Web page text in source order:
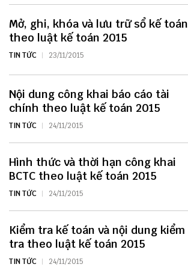
Mở, ghi, khóa và lưu trữ sổ kế toán
theo luật kế toán 2015
TIN TỨC 23/11/2015
Nội dung công khai báo cáo tài
chính theo luật kế toán 2015
TIN TỨC 24/11/2015
Hình thức và thời hạn công khai
BCTC theo luật kế toán 2015
TIN TỨC 24/11/2015
Kiểm tra kế toán và nội dung kiểm
tra theo luật kế toán 2015
TIN TỨC 24/11/2015